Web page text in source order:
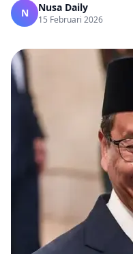
N Nusa Daily
15 Februari 2026